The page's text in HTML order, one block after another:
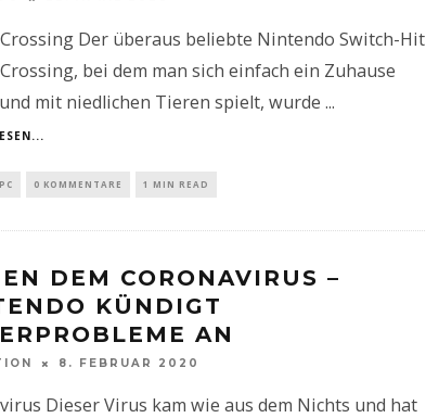
Der überaus beliebte Nintendo Switch-Hit
bei dem man sich einfach ein Zuhause
mit niedlichen Tieren spielt, wurde ...
PC 0 KOMMENTARE 1 MIN READ
DEM CORONAVIRUS –
KÜNDIGT
AN
8. FEBRUAR 2020
Dieser Virus kam wie aus dem Nichts und hat